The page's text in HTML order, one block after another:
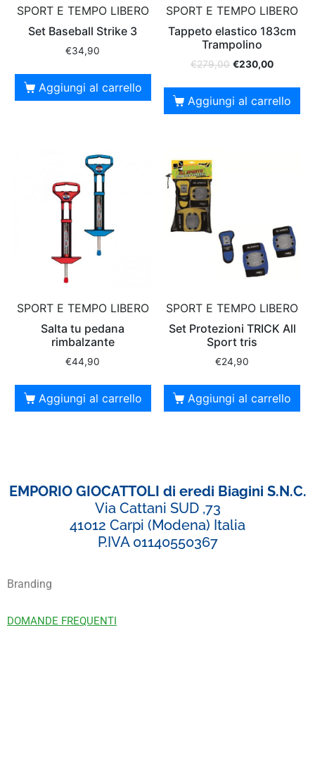
SPORT E TEMPO LIBERO
Set Baseball Strike 3
€34,90
Aggiungi al carrello
SPORT E TEMPO LIBERO
Tappeto elastico 183cm
Trampolino
€279,00 €230,00
Aggiungi al carrello
SPORT E TEMPO LIBERO
Salta tu pedana
rimbalzante
€44,90
Aggiungi al carrello
SPORT E TEMPO LIBERO
Set Protezioni TRICK All
Sport tris
€24,90
Aggiungi al carrello
EMPORIO GIOCATTOLI di eredi Biagini S.N.C.
Via Cattani SUD ,73
41012 Carpi (Modena) Italia
P.IVA 01140550367
Branding
DOMANDE FREQUENTI